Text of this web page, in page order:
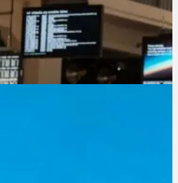
sobre Centros de